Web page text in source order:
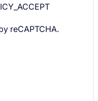
reCAPTCHA.